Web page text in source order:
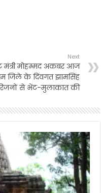
Next
मंत्री मोहम्मद अकबर आज
जिले के दिंवगत झामसिंह
से भेंट-मुलाकात की